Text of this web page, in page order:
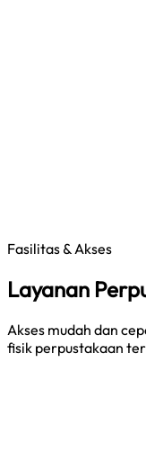
Fasilitas & Akses
Layanan
Akses mudah dan
fisik perpustakaan